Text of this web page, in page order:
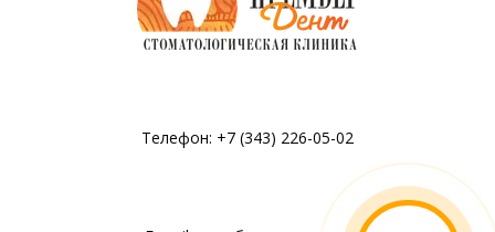
Телефон: +7 (343) 226-05-02